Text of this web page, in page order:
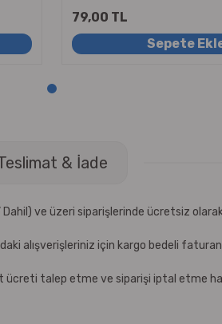
79,00 TL
Sepete
& İade
ve üzeri siparişlerinde ücretsiz
alışverişleriniz için kargo bedeli
talep etme ve siparişi iptal etme